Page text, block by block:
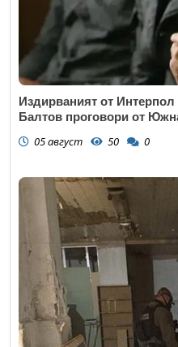
Издирваният от Интерпол
Балтов проговори от
05 август 50 0